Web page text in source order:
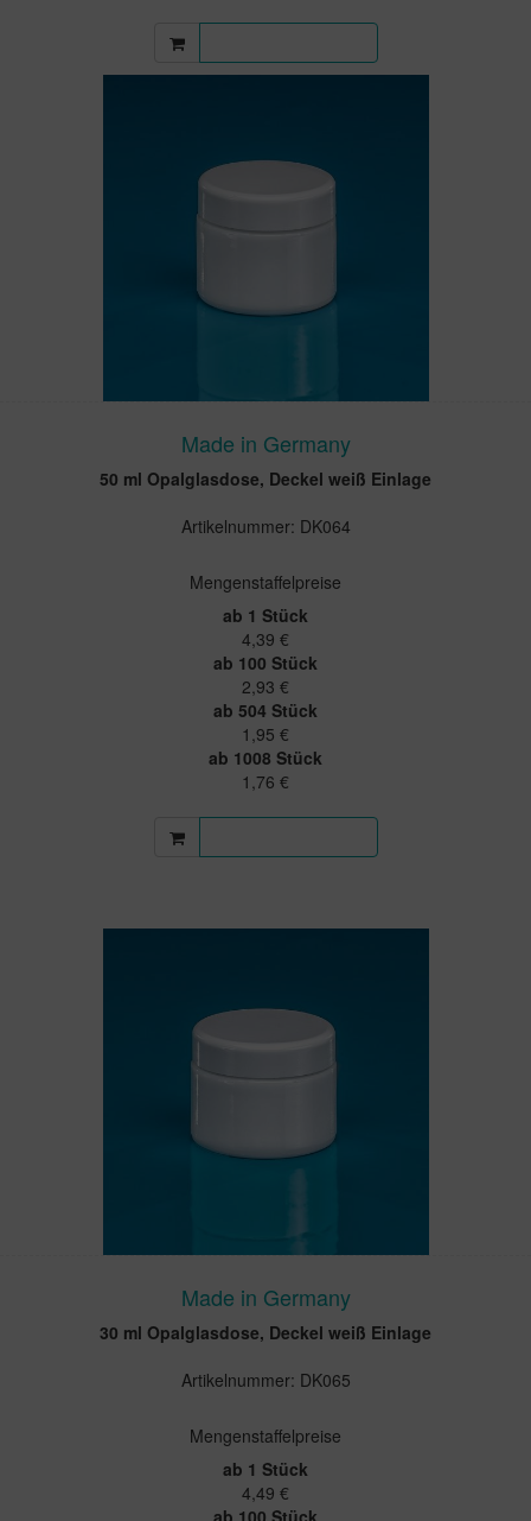
Made in Germany
50 ml Opalglasdose, Deckel weiß Einlage
Artikelnummer: DK064
Mengenstaffelpreise
ab 1 Stück
4,39 €
ab 100 Stück
2,93 €
ab 504 Stück
1,95 €
ab 1008 Stück
1,76 €
Made in Germany
30 ml Opalglasdose, Deckel weiß Einlage
Artikelnummer: DK065
Mengenstaffelpreise
ab 1 Stück
4,49 €
ab 100 Stück